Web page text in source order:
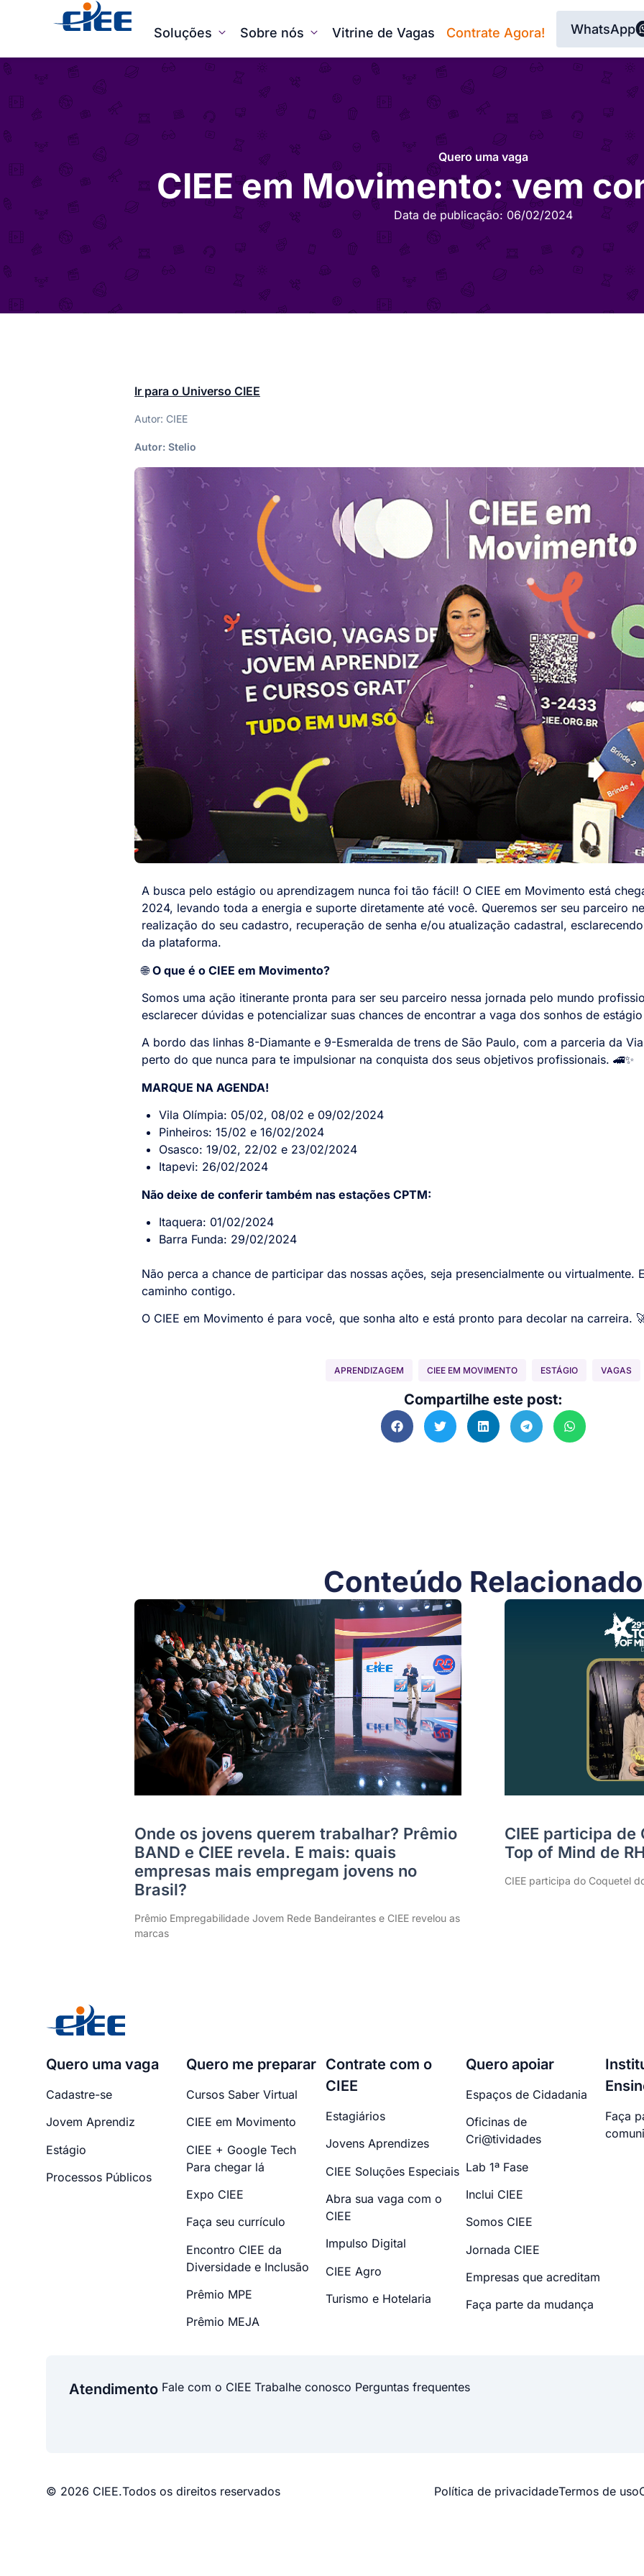
Soluções Sobre nós Vitrine de Vagas Contrate Agora! WhatsApp
Quero uma vaga
CIEE em Movimento: vem
Data de publicação: 06/02/2024
Ir para o Universo CIEE
Autor: CIEE
Autor: Stelio
A busca pelo estágio ou aprendizagem nunca foi tão fácil! O CIEE em Movimento está
2024, levando toda a energia e suporte diretamente até você. Queremos ser seu parceiro
realização do seu cadastro, recuperação de senha e/ou atualização cadastral,
da plataforma.
🌐O que é o CIEE em Movimento?
Somos uma ação itinerante pronta para ser seu parceiro nessa jornada pelo mundo
esclarecer dúvidas e potencializar suas chances de encontrar a vaga dos sonhos de
A bordo das linhas 8-Diamante e 9-Esmeralda de trens de São Paulo, com a parceria da
perto do que nunca para te impulsionar na conquista dos seus objetivos profissionais. 🚄✨
MARQUE NA AGENDA!
Vila Olímpia: 05/02, 08/02 e 09/02/2024
Pinheiros: 15/02 e 16/02/2024
Osasco: 19/02, 22/02 e 23/02/2024
Itapevi: 26/02/2024
Não deixe de conferir também nas estações CPTM:
Itaquera: 01/02/2024
Barra Funda: 29/02/2024
Não perca a chance de participar das nossas ações, seja presencialmente ou virtualmente.
caminho contigo.
O CIEE em Movimento é para você, que sonha alto e está pronto para decolar na carreira.
APRENDIZAGEM CIEE EM MOVIMENTO ESTÁGIO VAGAS
Compartilhe este post:
Conteúdo Relacionado
Onde os jovens querem trabalhar? Prêmio
BAND e CIEE revela. E mais: quais
empresas mais empregam jovens no
Brasil?
Prêmio Empregabilidade Jovem Rede Bandeirantes e CIEE revelou as
marcas
CIEE participa de
Top of Mind de
CIEE participa do Coquetel
Quero uma vaga
Cadastre-se
Jovem Aprendiz
Estágio
Processos Públicos
Quero me preparar
Cursos Saber Virtual
CIEE em Movimento
CIEE + Google Tech
Para chegar lá
Expo CIEE
Faça seu currículo
Encontro CIEE da
Diversidade e Inclusão
Prêmio MPE
Prêmio MEJA
Contrate com o
CIEE
Estagiários
Jovens Aprendizes
CIEE Soluções Especiais
Abra sua vaga com o
CIEE
Impulso Digital
CIEE Agro
Turismo e Hotelaria
Quero apoiar
Espaços de Cidadania
Oficinas de
Cri@tividades
Lab 1ª Fase
Inclui CIEE
Somos CIEE
Jornada CIEE
Empresas que acreditam
Faça parte da mudança
Faça
Atendimento Fale com o CIEE Trabalhe conosco Perguntas frequentes
© 2026 CIEE.Todos os direitos reservados Política de privacidadeTermos de uso